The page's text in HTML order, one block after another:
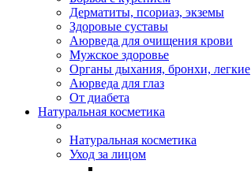
Дерматиты, псориаз, экземы
Здоровые суставы
Аюрведа для очищения крови
Мужское здоровье
Органы дыхания, бронхи, легкие
Аюрведа для глаз
От диабета
Натуральная косметика
Натуральная косметика
Уход за лицом